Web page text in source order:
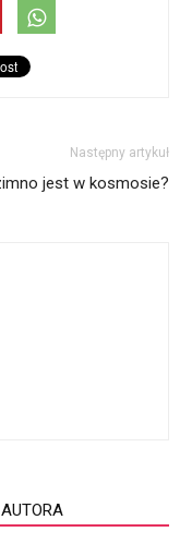
Następny artykuł
jest w kosmosie?